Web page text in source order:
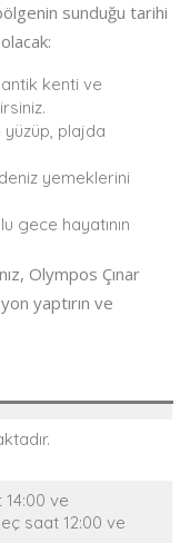
sunduğu tarihi
kenti ve
yüzüp, plajda
yemeklerini
gece hayatının
Olympos Çınar
yaptırın ve
14:00 ve
saat 12:00 ve